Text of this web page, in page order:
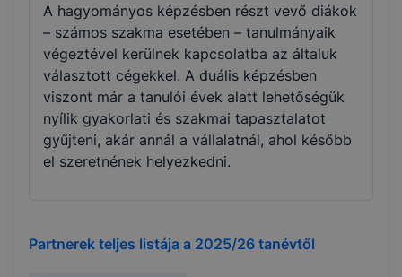
A hagyományos képzésben részt vevő diákok
– számos szakma esetében – tanulmányaik
végeztével kerülnek kapcsolatba az általuk
választott cégekkel. A duális képzésben
viszont már a tanulói évek alatt lehetőségük
nyílik gyakorlati és szakmai tapasztalatot
gyűjteni, akár annál a vállalatnál, ahol később
el szeretnének helyezkedni.
Partnerek teljes listája a 2025/26 tanévtől